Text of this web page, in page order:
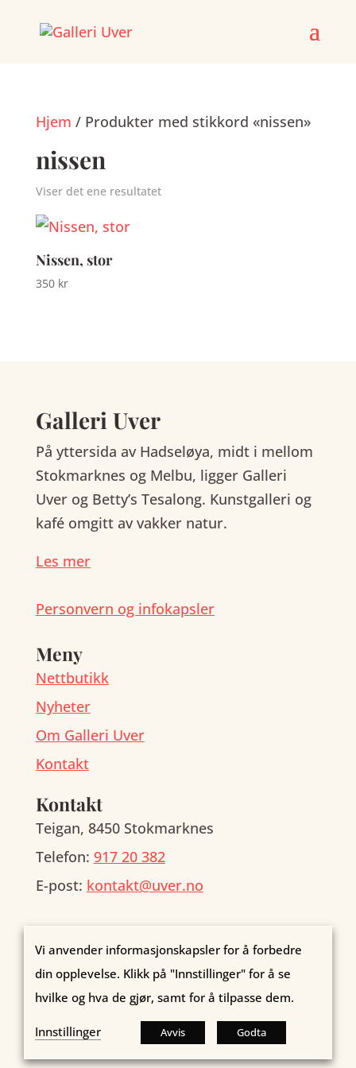
Hjem / Produkter med stikkord «nissen»
nissen
Viser det ene resultatet
Nissen, stor
350 kr
Galleri Uver
På yttersida av Hadseløya, midt i mellom
Stokmarknes og Melbu, ligger Galleri
Uver og Betty’s Tesalong. Kunstgalleri og
kafé omgitt av vakker natur.
Les mer
Personvern og infokapsler
Meny
Nettbutikk
Nyheter
Om Galleri Uver
Kontakt
Kontakt
Teigan, 8450 Stokmarknes
Telefon: 917 20 382
E-post: kontakt@uver.no
Kopibeskyttet © Galleri Uver AS. Organisasjonsnr.:
923 826 289
Nettside levert avNettrakett.no
Vi anvender informasjonskapsler for å forbedre
din opplevelse. Klikk på "Innstillinger" for å se
hvilke og hva de gjør, samt for å tilpasse dem.
Innstillinger Avvis Godta